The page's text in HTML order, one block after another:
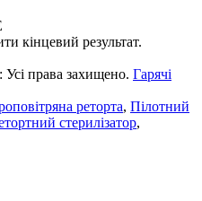
кінцевий результат.
права захищено. Гарячі
реторта, Пілотний
стерилізатор,